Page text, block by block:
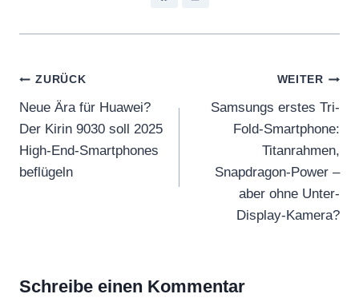
Beitragsnavigation
ZURÜCK
Neue Ära für Huawei?
Der Kirin 9030 soll 2025
High-End-Smartphones
beflügeln
WEITER
Samsungs erstes Tri-
Fold-Smartphone:
Titanrahmen,
Snapdragon-Power –
aber ohne Unter-
Display-Kamera?
Schreibe einen Kommentar